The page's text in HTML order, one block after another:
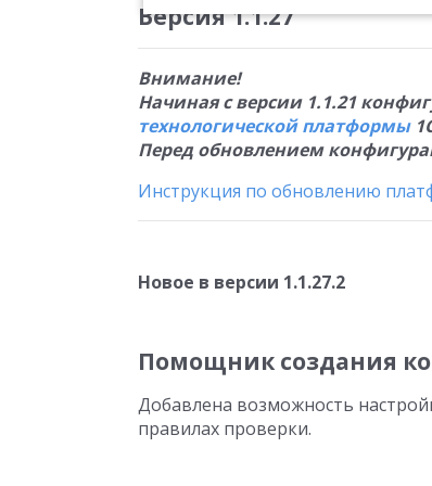
Версия 1.1.27
Внимание!
Начиная с версии 1.1.21
технологической платформы
Перед обновлением
Инструкция по обновлению
Новое в версии 1.1.27.2
Помощник создания
Добавлена возможность
правилах проверки.